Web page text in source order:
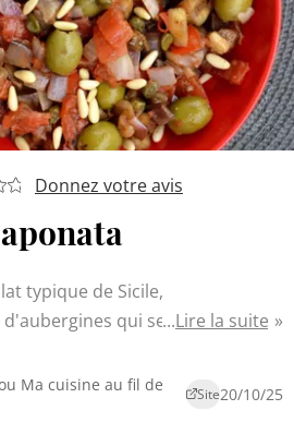
Donnez votre avis
typique de Sicile,
qui se déguste
grillée ? Il y a longtemps
plat et je me suis basée sur 2 ou
Lire la suite
Ma cuisine au fil de
Site20/10/25